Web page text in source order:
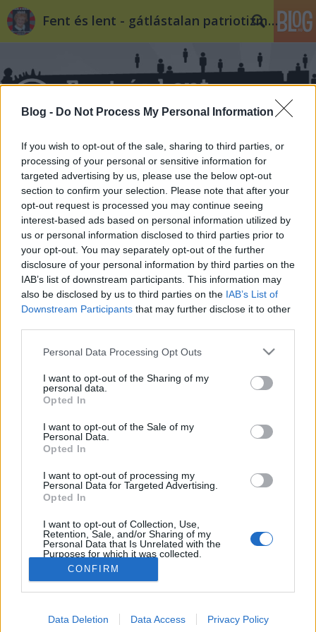
Blog - Do Not Process My Personal Information
If you wish to opt-out of the sale, sharing to third parties, or
processing of your personal or sensitive information for
targeted advertising by us, please use the below opt-out
section to confirm your selection. Please note that after your
opt-out request is processed you may continue seeing
interest-based ads based on personal information utilized by
us or personal information disclosed to third parties prior to
your opt-out. You may separately opt-out of the further
disclosure of your personal information by third parties on the
IAB’s list of downstream participants. This information may
also be disclosed by us to third parties on the IAB’s List of
Downstream Participants that may further disclose it to other
Please note that this website/app uses one or more Google
not limited to your visit or usage behaviour. You may click to
grant or deny consent to Google and its third-party tags to
use your data for below specified purposes in below Google
consent section.
Personal Data Processing Opt Outs
I want to opt-out of the Sharing of my
personal data.
Opted In
I want to opt-out of the Sale of my
Personal Data.
Opted In
I want to opt-out of processing my
Personal Data for Targeted Advertising.
Opted In
I want to opt-out of Collection, Use,
Retention, Sale, and/or Sharing of my
Personal Data that Is Unrelated with the
Purposes for which it was collected.
Opted Out
Google consents
I want to allow Google to enable storage
CONFIRM
Data Deletion Data Access Privacy Policy
Fent és lent - gátlástalan patriotizmus
Címkék»gyámügy
Intézményes kényszerzubbony 2. - A
szakértő szemével
filippova •2014. május 26.
Cikkünk első részében közreadtunk egy történetet
egy fiatal anyáról, aki elmondása szerint évekig
bántalmazó kapcsolatban élt, és – a gyámhivatal
PATENT Jogvédő…
Intézményes kényszerzubbony
Kállay-Saunders Andrásnak Eurovíziós döntőt hozott
hogy szerintem egy elviselhetetlen vinnyogás az
egész, értékelendő, hogy ezzel a komoly témával lép
reménykedjünk…